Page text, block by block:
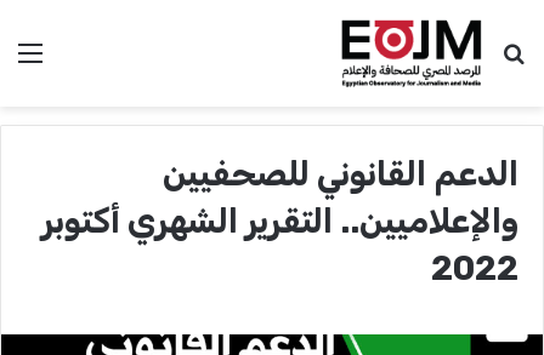
بحث عن
الدعم القانوني للصحفيين
والإعلاميين.. التقرير الشهري أكتوبر
2022